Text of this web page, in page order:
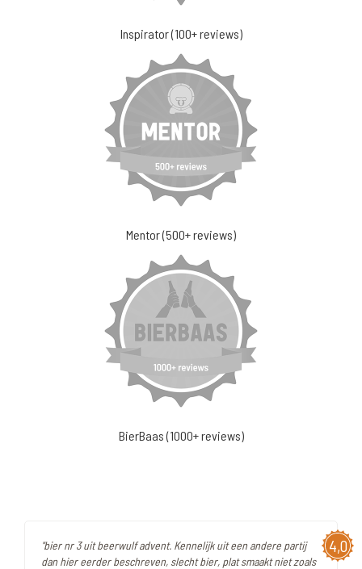
Inspirator (100+ reviews)
Mentor (500+ reviews)
BierBaas (1000+ reviews)
4,0
"bier nr 3 uit beerwulf advent. Kennelijk uit een andere partij
dan hier eerder beschreven, slecht bier, plat smaakt niet zoals